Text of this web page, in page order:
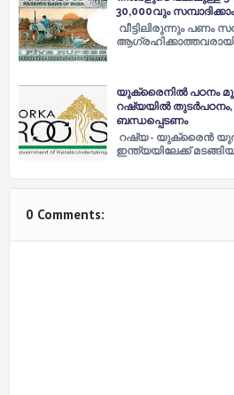
30,000വും
വീട്ടിലിരുന്നും പണം
യുക്രൈനിൽ പഠനം
റഷ്യയിൽ തുടർപഠനം,
ബന്ധപ്പെടണം
റഷ്യ - യുക്രൈൻ
ഇന്ത്യയിലേക്ക്
0 Comments: